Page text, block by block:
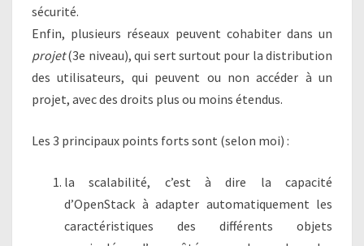
sécurité.
Enfin, plusieurs réseaux peuvent cohabiter dans un
projet(3e niveau), qui sert surtout pour la distribution
des utilisateurs, qui peuvent ou non accéder à un
projet, avec des droits plus ou moins étendus.
Les 3 principaux points forts sont (selon moi) :
la scalabilité, c’est à dire la capacité
d’OpenStack à adapter automatiquement les
caractéristiques des différents objets